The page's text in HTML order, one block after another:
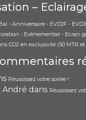
–
- Anniversaire - EVDJF -
- Evènementiel - Ecran
CO2 en exclusivité (50 MTR
Réussissez votre soirée !
André dans Réussissez